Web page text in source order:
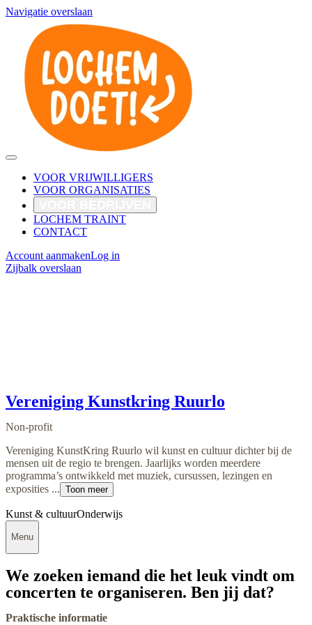
Navigatie overslaan
VOOR VRIJWILLIGERS
VOOR ORGANISATIES
LOCHEM TRAINT
CONTACT
Account aanmakenLog in
Zijbalk overslaan
Vereniging Kunstkring Ruurlo
Non-profit
Vereniging KunstKring Ruurlo wil kunst en cultuur dichter bij de
mensen uit de regio te brengen. Jaarlijks worden meerdere
programma’s ontwikkeld met muziek, cursussen, lezingen en
exposities ... Toon meer
Kunst & cultuurOnderwijs
Menu
We zoeken iemand die het leuk vindt om
concerten te organiseren. Ben jij dat?
Praktische informatie